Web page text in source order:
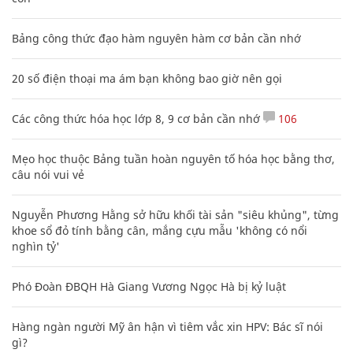
Bảng công thức đạo hàm nguyên hàm cơ bản cần nhớ
20 số điện thoại ma ám bạn không bao giờ nên gọi
Các công thức hóa học lớp 8, 9 cơ bản cần nhớ 106
Mẹo học thuộc Bảng tuần hoàn nguyên tố hóa học bằng thơ,
câu nói vui vẻ
Nguyễn Phương Hằng sở hữu khối tài sản "siêu khủng", từng
khoe sổ đỏ tính bằng cân, mắng cựu mẫu 'không có nổi
nghìn tỷ'
Phó Đoàn ĐBQH Hà Giang Vương Ngọc Hà bị kỷ luật
Hàng ngàn người Mỹ ân hận vì tiêm vắc xin HPV: Bác sĩ nói
gì?